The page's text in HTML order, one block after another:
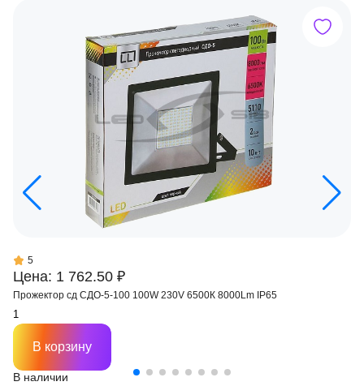
Цена: 1 762.50 ₽
5
Прожектор сд СДО-5-100 100W 230V 6500К 8000Lm IP65
В наличии
В корзину